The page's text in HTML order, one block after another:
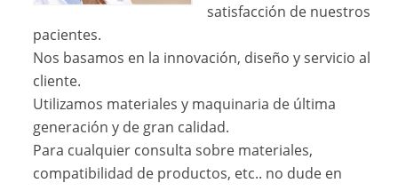
satisfacción de nuestros
pacientes.
Nos basamos en la innovación, diseño y servicio al
cliente.
Utilizamos materiales y maquinaria de última
generación y de gran calidad.
Para cualquier consulta sobre materiales,
compatibilidad de productos, etc.. no dude en